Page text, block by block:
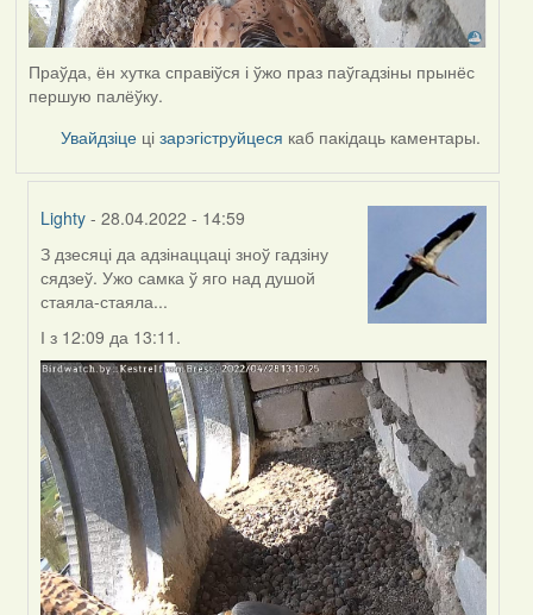
Праўда, ён хутка справіўся і ўжо праз паўгадзіны прынёс
першую палёўку.
Увайдзіце цізарэгіструйцеся каб пакідаць каментары.
Lighty - 28.04.2022 - 14:59
In
reply
to
by
Harrier
З дзесяці да адзінаццаці зноў гадзіну
сядзеў. Ужо самка ў яго над душой
стаяла-стаяла...
І з 12:09 да 13:11.